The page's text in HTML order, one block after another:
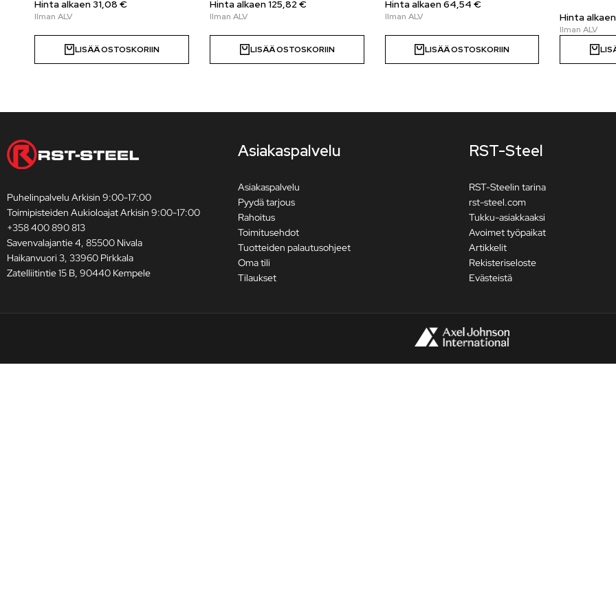
Hinta alkaen31,08 €
LISÄÄ OSTOSKORIIN
Hinta alkaen 125,82 €
LISÄÄ OSTOSKORIIN
Hinta alkaen 64,54 €
LISÄÄ OSTOSKORIIN
Hinta
Puhelinpalvelu Arkisin 9:00-17:00
Toimipisteiden Aukioloajat Arkisin 9:00-17:00
+358 400 890 813
Savenvalajantie 4, 85500 Nivala
Haikanvuori 3, 33960 Pirkkala
Zatelliitintie 15 B, 90440 Kempele
Asiakaspalvelu
Asiakaspalvelu
Pyydä tarjous
Rahoitus
Toimitusehdot
Tuotteiden palautusohjeet
Oma tili
Tilaukset
RST-Steel
RST-Steelin tarina
rst-steel.com
Tukku-asiakkaaksi
Avoimet työpaikat
Artikkelit
Rekisteriseloste
Evästeistä